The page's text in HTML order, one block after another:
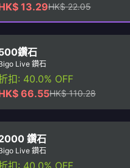
13.29HK$ 22.05
鑽石
Live 鑽石
扣: 40.0% OFF
66.55HK$ 110.28
鑽石
Live 鑽石
扣: 40.0% OFF